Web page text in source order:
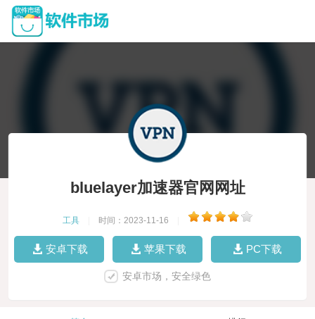
bluelayer加速器官网网址
工具 时间：2023-11-16
安卓下载 苹果下载 PC下载
安卓市场，安全绿色